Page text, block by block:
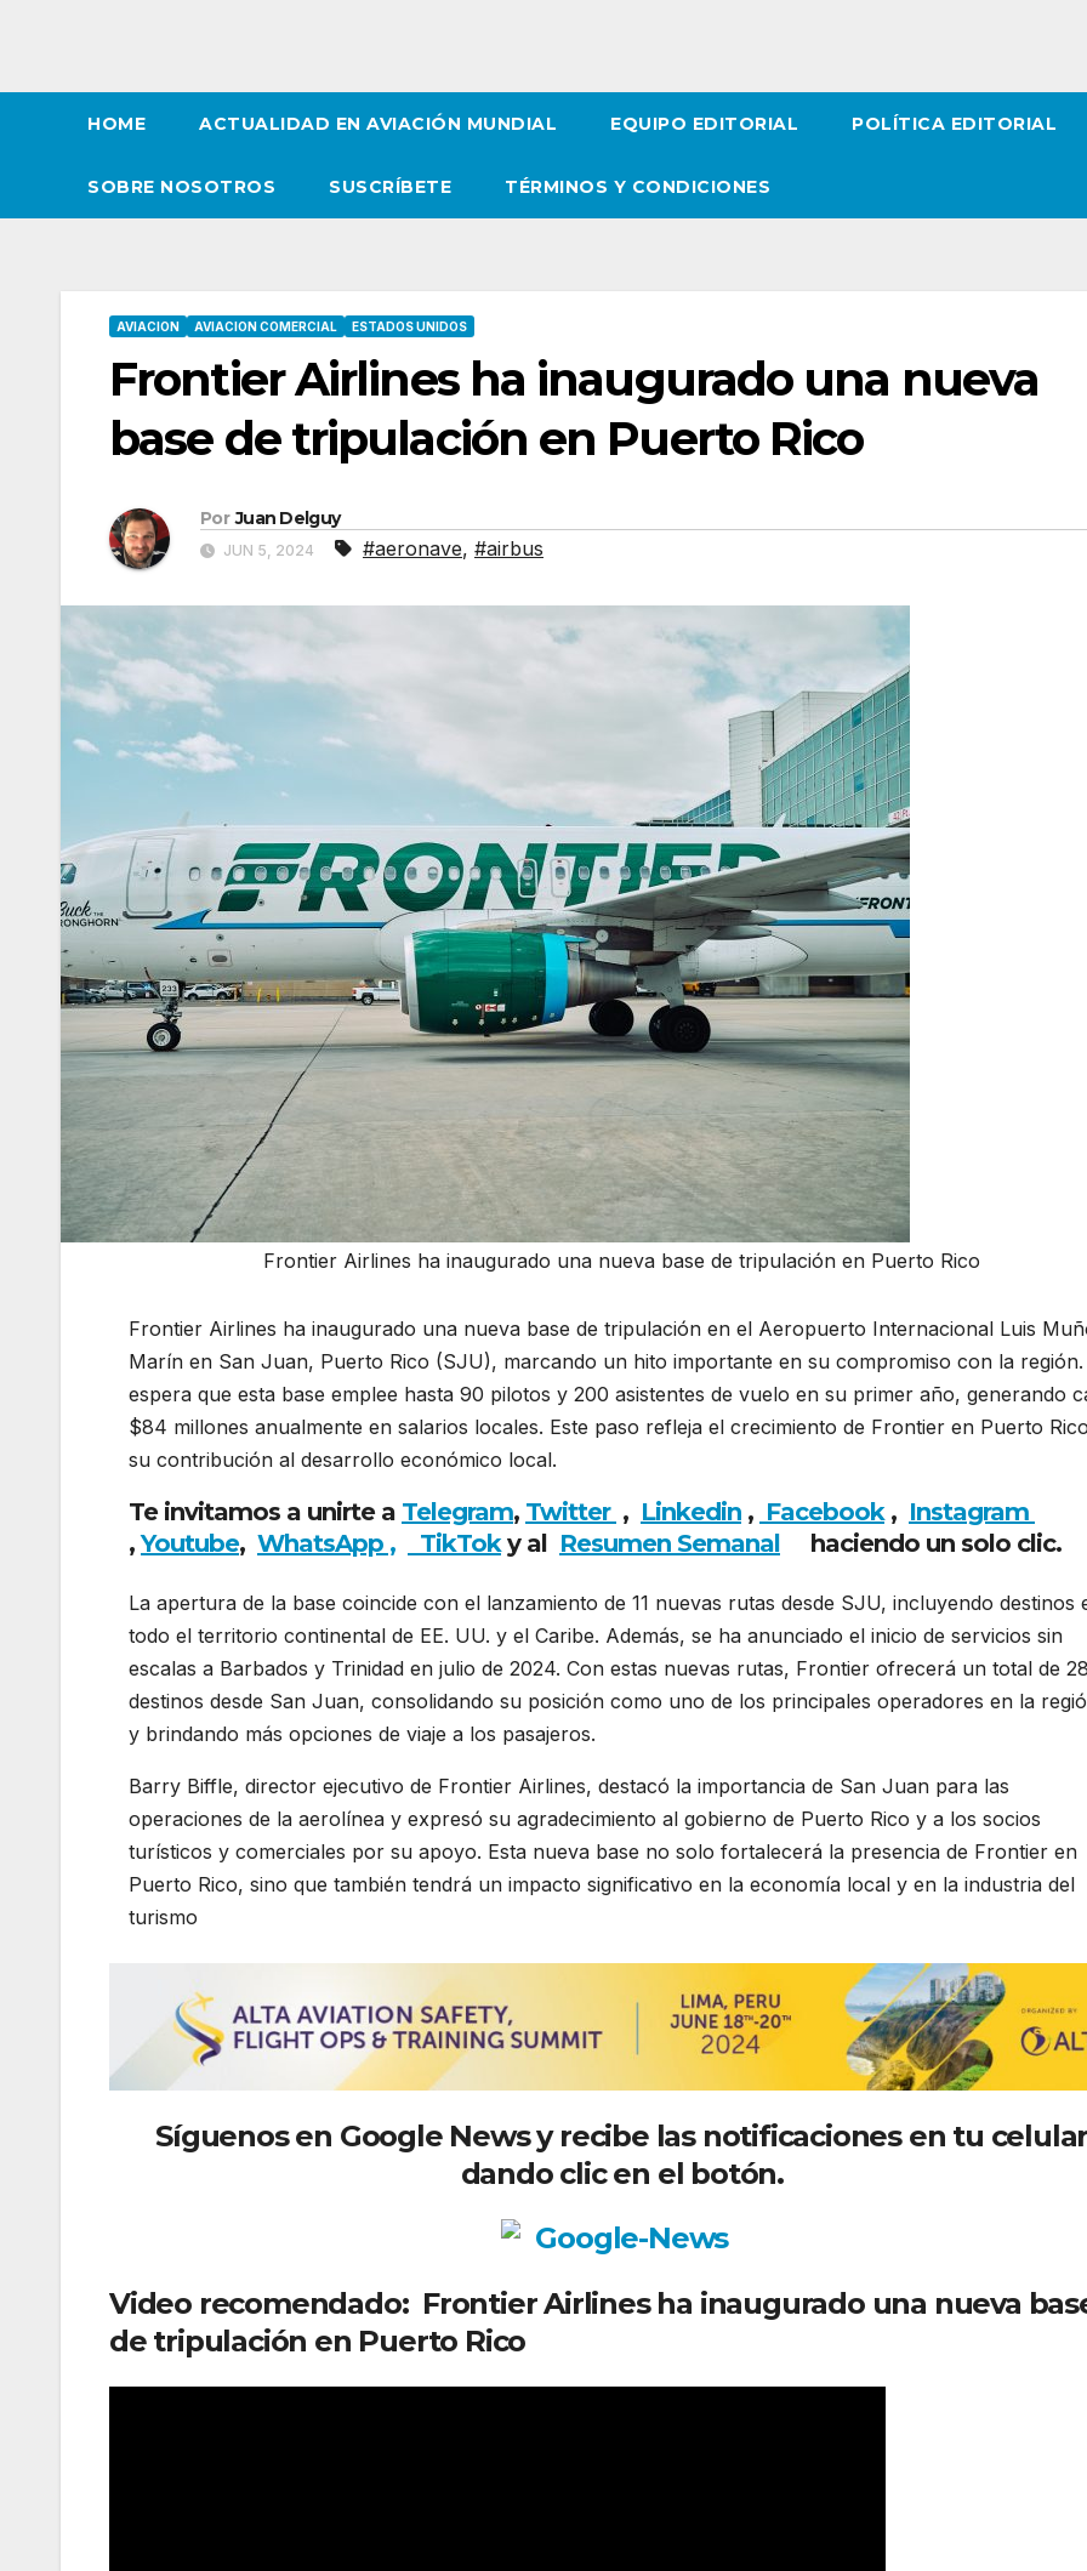
HOME ACTUALIDAD EN AVIACIÓN MUNDIAL EQUIPO EDITORIAL POLÍTICA EDITORIAL
SOBRE NOSOTROS SUSCRÍBETE TÉRMINOS Y CONDICIONES
AVIACION AVIACION COMERCIAL ESTADOS UNIDOS
Frontier Airlines ha inaugurado una nueva
base de tripulación en Puerto Rico
Por Juan Delguy
JUN 5, 2024 #aeronave, #airbus
Frontier Airlines ha inaugurado una nueva base de tripulación en Puerto Rico
Frontier Airlines ha inaugurado una nueva base de tripulación en el Aeropuerto Internacional Luis
Marín en San Juan, Puerto Rico (SJU), marcando un hito importante en su compromiso con la región.
espera que esta base emplee hasta 90 pilotos y 200 asistentes de vuelo en su primer año, generando
$84 millones anualmente en salarios locales. Este paso refleja el crecimiento de Frontier en Puerto
su contribución al desarrollo económico local.
Te invitamos a unirte a Telegram, Twitter , Linkedin , Facebook, Instagram
,Youtube, WhatsApp , TikToky al Resumen Semanal haciendo un solo clic.
La apertura de la base coincide con el lanzamiento de 11 nuevas rutas desde SJU, incluyendo destinos
todo el territorio continental de EE. UU. y el Caribe. Además, se ha anunciado el inicio de servicios sin
escalas a Barbados y Trinidad en julio de 2024. Con estas nuevas rutas, Frontier ofrecerá un total de
destinos desde San Juan, consolidando su posición como uno de los principales operadores en la
y brindando más opciones de viaje a los pasajeros.
Barry Biffle, director ejecutivo de Frontier Airlines, destacó la importancia de San Juan para las
operaciones de la aerolínea y expresó su agradecimiento al gobierno de Puerto Rico y a los socios
turísticos y comerciales por su apoyo. Esta nueva base no solo fortalecerá la presencia de Frontier en
Puerto Rico, sino que también tendrá un impacto significativo en la economía local y en la industria del
turismo
Síguenosen Google News y recibe las notificaciones en tu
dando clic en el botón.
Video recomendado: Frontier Airlines ha inaugurado una nueva
de tripulación en Puerto Rico